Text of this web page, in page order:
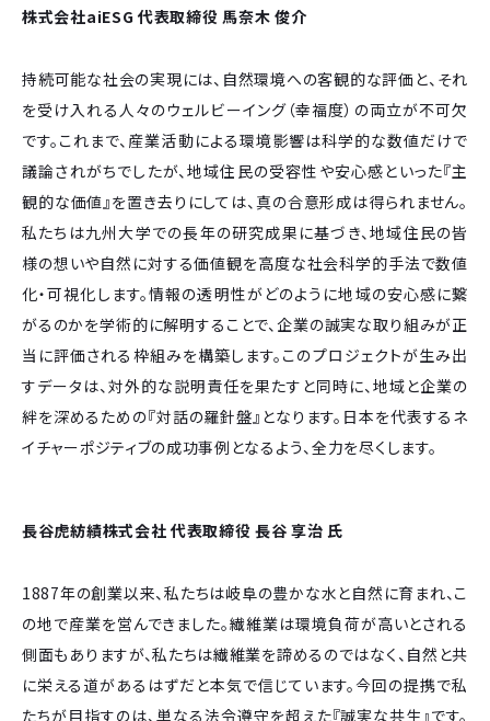
株式会社aiESG 代表取締役 馬奈木 俊介
持続可能な社会の実現には、自然環境への客観的な評価と、それ
を受け入れる人々のウェルビーイング（幸福度）の両立が不可欠
です。これまで、産業活動による環境影響は科学的な数値だけで
議論されがちでしたが、地域住民の受容性や安心感といった『主
観的な価値』を置き去りにしては、真の合意形成は得られません。
私たちは九州大学での長年の研究成果に基づき、地域住民の皆
様の想いや自然に対する価値観を高度な社会科学的手法で数値
化・可視化します。情報の透明性がどのように地域の安心感に繋
がるのかを学術的に解明することで、企業の誠実な取り組みが正
当に評価される枠組みを構築します。このプロジェクトが生み出
すデータは、対外的な説明責任を果たすと同時に、地域と企業の
絆を深めるための『対話の羅針盤』となります。日本を代表するネ
イチャーポジティブの成功事例となるよう、全力を尽くします。
長谷虎紡績株式会社 代表取締役 長谷 享治 氏
1887年の創業以来、私たちは岐阜の豊かな水と自然に育まれ、こ
の地で産業を営んできました。繊維業は環境負荷が高いとされる
側面もありますが、私たちは繊維業を諦めるのではなく、自然と共
に栄える道があるはずだと本気で信じています。今回の提携で私
たちが目指すのは、単なる法令遵守を超えた『誠実な共生』です。